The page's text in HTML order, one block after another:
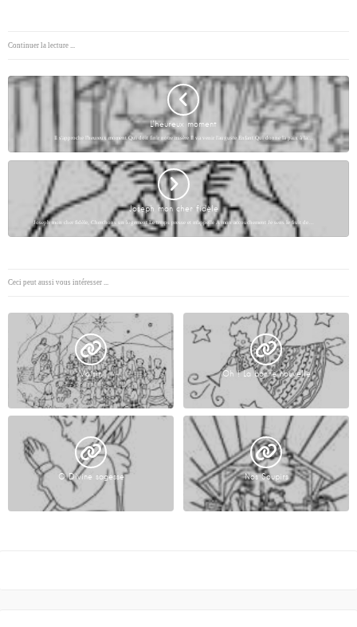
Continuer la lecture ...
L’heureux moment
Il s'approche l'heureux moment Qui doit finir notre misère Il va venir l'auguste Enfant Qui donne la paix à la…
Joseph mon cher fidèle
Joseph mon cher fidèle, Cherchons un logement Le temps presse et m'appelle A mon accouchement Je sens le fruit de…
Ceci peut aussi vous intéresser ...
Voisin Oh ! La bonne nouvelle
O Divine sagesse Nos Soupirs